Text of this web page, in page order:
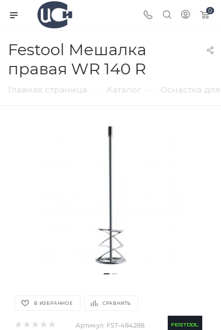
0
Festool Мешалка
правая WR 140 R
Главная страница Каталог Оснастка
В ИЗБРАННОЕ СРАВНИТЬ
Артикул: FST-484288